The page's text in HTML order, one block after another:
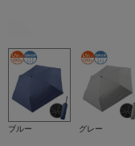
ブルー グレー